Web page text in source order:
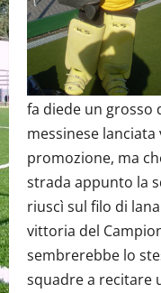
fa diede un grosso
messinese
promozione, ma
strada appunto la
riuscì sul filo di
vittoria del
sembrerebbe lo
squadre a recitare